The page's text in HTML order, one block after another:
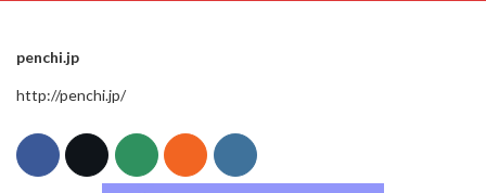
penchi.jp
http://penchi.jp/